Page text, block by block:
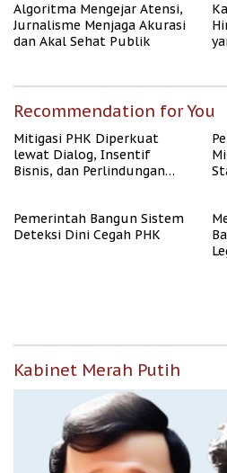
Algoritma Mengejar Atensi,
Jurnalisme Menjaga Akurasi
dan Akal Sehat Publik
Recommendation for You
Mitigasi PHK Diperkuat
lewat Dialog, Insentif
Bisnis, dan Perlindungan
Pemerintah Bangun Sistem
Deteksi Dini Cegah PHK
Kabinet Merah Putih